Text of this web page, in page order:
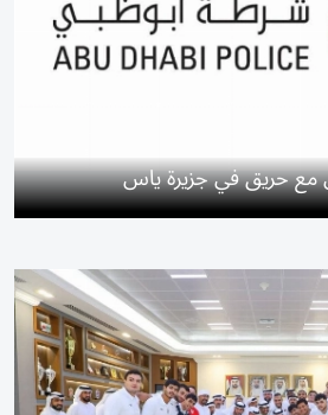
مع حريق في جزيرة ياس